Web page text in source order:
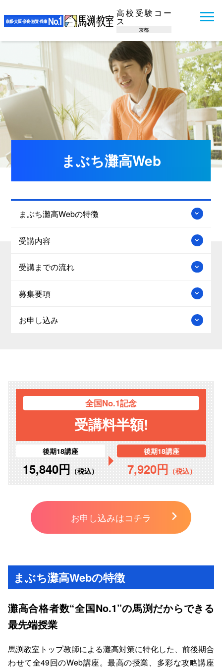
高校受験コー
ス
京都
まぶち灘高Web
まぶち灘高Webの特徴
受講内容
受講までの流れ
募集要項
お申し込み
全国No.1記念
受講料半額!
後期18講座
15,840円 （税込）
後期18講座
7,920円 （税込）
お申し込みはコチラ
まぶち灘高Webの特徴
灘高合格者数“全国No.1”の馬渕だからできる
最先端授業
馬渕教室トップ教師による灘高対策に特化した、前後期合
わせて全49回のWeb講座。最高の授業、多彩な攻略講座